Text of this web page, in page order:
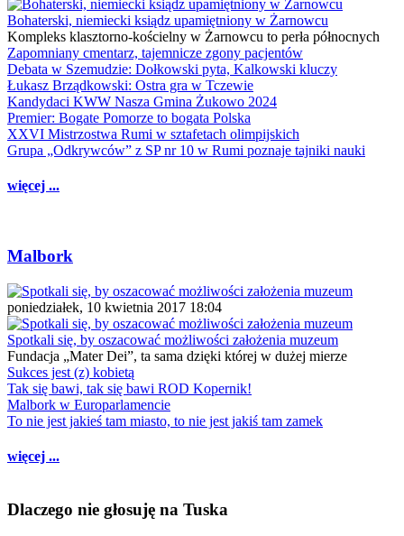
Bohaterski, niemiecki ksiądz upamiętniony w Żarnowcu
Kompleks klasztorno-kościelny w Żarnowcu to perła północnych
Zapomniany cmentarz, tajemnicze zgony pacjentów
Debata w Szemudzie: Dołkowski pyta, Kalkowski kluczy
Łukasz Brządkowski: Ostra gra w Tczewie
Kandydaci KWW Nasza Gmina Żukowo 2024
Premier: Bogate Pomorze to bogata Polska
XXVI Mistrzostwa Rumi w sztafetach olimpijskich
Grupa „Odkrywców” z SP nr 10 w Rumi poznaje tajniki nauki
więcej ...
Malbork
poniedziałek, 10 kwietnia 2017 18:04
Spotkali się, by oszacować możliwości założenia muzeum
Fundacja „Mater Dei”, ta sama dzięki której w dużej mierze
Sukces jest (z) kobietą
Tak się bawi, tak się bawi ROD Kopernik!
Malbork w Europarlamencie
To nie jest jakieś tam miasto, to nie jest jakiś tam zamek
więcej ...
Dlaczego nie głosuję na Tuska